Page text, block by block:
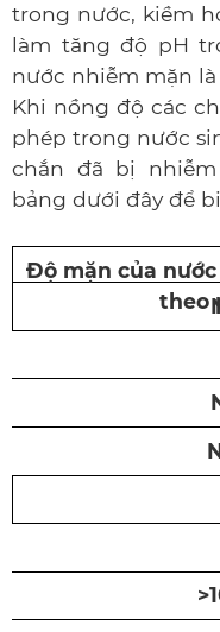
trong nước, kiềm
làm tăng độ pH
nước nhiễm mặn là
Khi nồng độ các
phép trong nước
chắn đã bị
bảng dưới đây để
Độ mặn của
theo